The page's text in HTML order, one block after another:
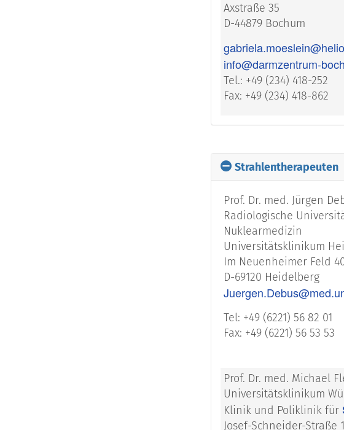
Axstraße 35
D-44879 Bochum
info@darmzentrum-
Tel.: +49 (234) 418-252
Fax: +49 (234) 418-862
Strahlentherapeuten
Prof. Dr. med. Jürgen
Radiologische
Nuklearmedizin
Universitätsklinikum
Im Neuenheimer Feld
D-69120 Heidelberg
Tel: +49 (6221) 56 82 01
Fax: +49 (6221) 56 53 53
Prof. Dr. med. Michael
Universitätsklinikum
Klinik und Poliklinik für
Josef-Schneider-Straße